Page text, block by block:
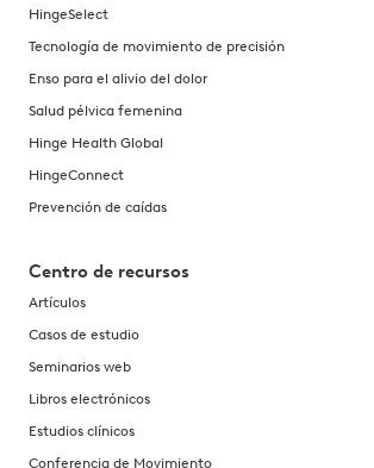
HingeSelect
Tecnología de movimiento de precisión
Enso para el alivio del dolor
Salud pélvica femenina
Hinge Health Global
HingeConnect
Prevención de caídas
Centro de recursos
Artículos
Casos de estudio
Seminarios web
Libros electrónicos
Estudios clínicos
Conferencia de Movimiento